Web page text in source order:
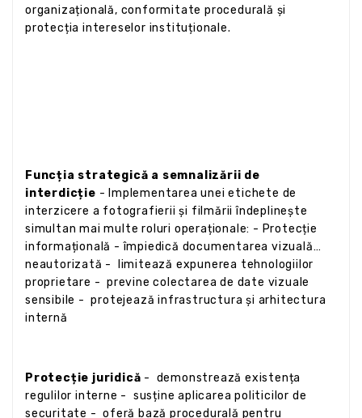
organizațională, conformitate procedurală și
protecția intereselor instituționale.
Funcția strategică a semnalizării de
interdicție - Implementarea unei etichete de
interzicere a fotografierii și filmării îndeplinește
simultan mai multe roluri operaționale: - Protecție
informațională - împiedică documentarea vizuală
neautorizată - limitează expunerea tehnologiilor
proprietare - previne colectarea de date vizuale
sensibile - protejează infrastructura și arhitectura
internă
Protecție juridică - demonstrează existența
regulilor interne - susține aplicarea politicilor de
securitate - oferă bază procedurală pentru